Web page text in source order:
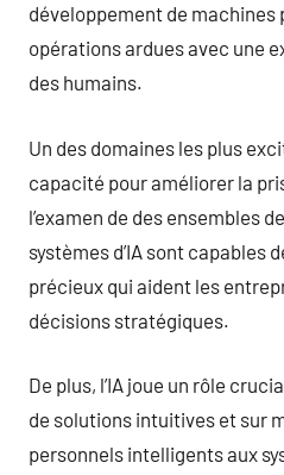
développement de machines
opérations ardues avec une
des humains.
Un des domaines les plus
capacité pour améliorer la
l’examen de des ensembles
systèmes d’IA sont capables
précieux qui aident les
décisions stratégiques.
De plus, l’IA joue un rôle
de solutions intuitives et sur
personnels intelligents aux